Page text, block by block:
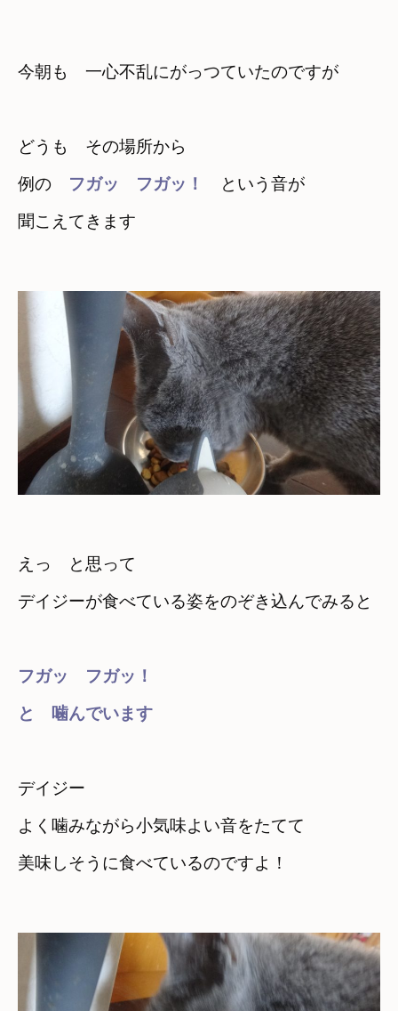
今朝も　一心不乱にがっつていたのですが
どうも　その場所から
例の フガッ　フガッ！
という音が
聞こえてきます
えっ　と思って
フガッ　フガッ！
と　噛んでいます
デイジー
よく噛みながら小気味よい音をたてて
美味しそうに食べているのですよ！